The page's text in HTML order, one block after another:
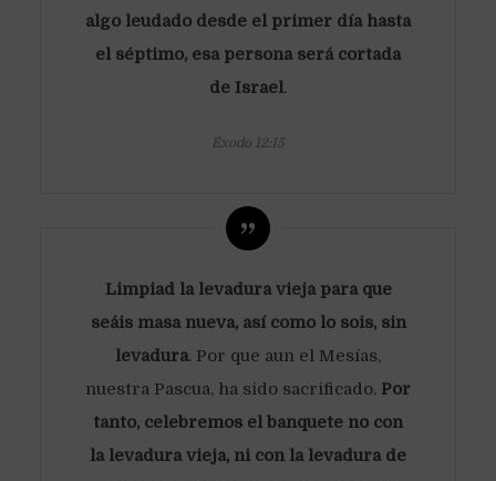
algo leudado desde el primer día hasta
el séptimo, esa persona será cortada
de Israel.
Éxodo 12:15
Limpiad la levadura vieja para que
seáis masa nueva, así como lo sois, sin
levadura. Por que aun el Mesías,
nuestra Pascua, ha sido sacrificado. Por
tanto, celebremos el banquete no con
la levadura vieja, ni con la levadura de